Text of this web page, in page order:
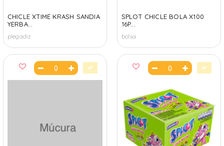
CHICLE XTIME KRASH SANDIA
YERBA...
plegadiz
SPLOT CHICLE BOLA X100
16P...
bolsa